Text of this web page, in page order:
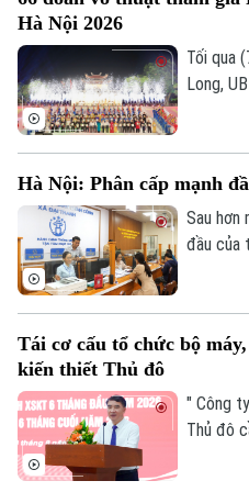
Tư vấn sức khỏe
Quần vợt
Golf
Tin tức
Sao
Điện ảnh
Thời trang
Âm nhạc
Đã phát sóng
Hà Nội 2026
Tối qua
Long,
Hà Nội: Phân cấp mạnh
Sau hơn
đầu của
tổ chức,
trúc mô
Nội.
Tái cơ cấu tổ chức bộ
kiến thiết Thủ đô
" Công
Thủ đô